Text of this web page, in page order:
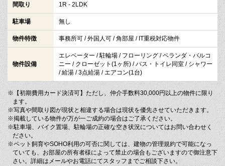
間取り 1R - 2LDK
駐車場 無し
物件特徴 事務所可 / 外国人可 / 角部屋 / IT重税対応物件
物件設備
エレベーター / 駐輪場 / フローリング / ベランダ・バルコ
ニー / クローゼット(1ヶ所) / バス・トイレ同室 / シャワー
/ 給湯 / 3点給湯 / エアコン(1台)
※【初期費用カード決済可】ただし、仲介手数料30,000円以上の物件に限り
ます。
※写真や間取り図が現状と相違する場合は現状を優先させていただきます。
※掲載している物件が万が一ご成約の場合はご了承ください。
※駐車場、バイク置場、駐輪場の正確な空き状況についてはお問い合わせく
ださい。
※ペット飼育やSOHO利用の可否に関しては、建物の管理規約で可能になっ
ていても、お部屋の所有者様によって禁止の場合もございますので御注意下
さい。詳細はメールやお電話にてスタッフまでご相談下さい。